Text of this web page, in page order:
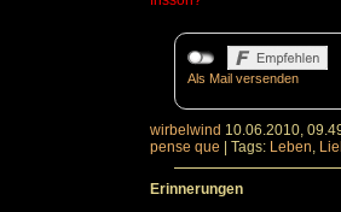
Als Mail versenden
wirbelwind 10.06.2010,
pense que
Tags: Leben,
Erinnerungen